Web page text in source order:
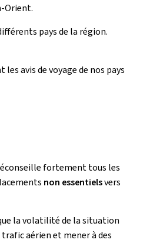
Orient.
pays de la région.
avis de voyage de nos pays
fortement tous les
non essentielsvers
la volatilité de la situation
aérien et mener à des